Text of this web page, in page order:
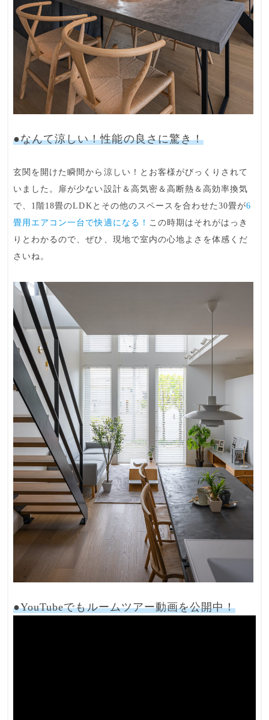
●なんて涼しい！性能の良さに驚き！
玄関を開けた瞬間から涼しい！ とお客様がびっくりされて
いました。 扉が少ない設計＆高気密＆高断熱＆高効率換気
で、1階18畳のLDKとその他のスペースを合わせた30畳が6
畳用エアコン一台で快適になる！ この時期はそれがはっき
りとわかるので、ぜひ、現地で室内の心地よさを体感くだ
さいね。
●YouTubeでもルームツアー動画を公開中！